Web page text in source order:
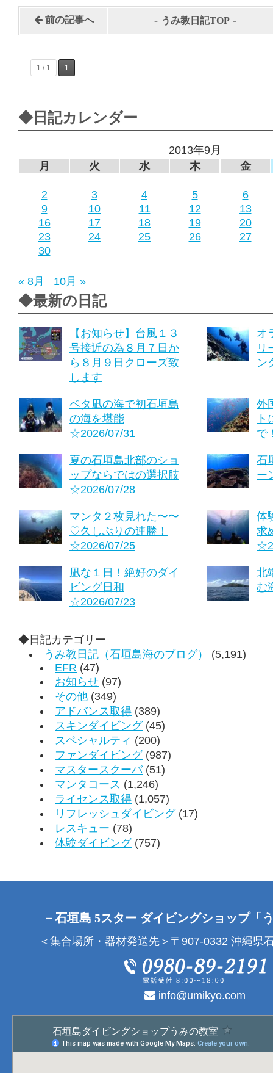
前の記事へ - うみ教日記TOP -
1 / 1 1
◆日記カレンダー
2013年9月
月
火 水 木 金
2 3 4 5
6
9
10 11 12
13
16
17 18 19
20
23
24 25 26
27
30
« 8月 10月 »
◆最新の日記
【お知らせ】台風１３
号接近の為８月７日か
ら８月９日クローズ致
します
オ
リ
ン
ベタ凪の海で初石垣島
の海を堪能
☆2026/07/31
外
ト
で
夏の石垣島北部のショ
ップならではの選択肢
☆2026/07/28
石
ー
マンタ２枚見れた〜〜
♡久しぶりの連勝！
☆2026/07/25
体
求
凪な１日！絶好のダイ
ビング日和
☆2026/07/23
北
む
◆日記カテゴリー
うみ教日記（石垣島海のブログ）
(5,191)
EFR (47)
お知らせ (97)
その他 (349)
アドバンス取得 (389)
スキンダイビング(45)
スペシャルティ (200)
ファンダイビング(987)
マスタースクーバ(51)
マンタコース (1,246)
ライセンス取得 (1,057)
リフレッシュダイビング(17)
レスキュー (78)
体験ダイビング(757)
－石垣島 5スター ダイビングショップ「
＜集合場所・器材発送先＞〒907-0332 沖縄県
info@umikyo.com